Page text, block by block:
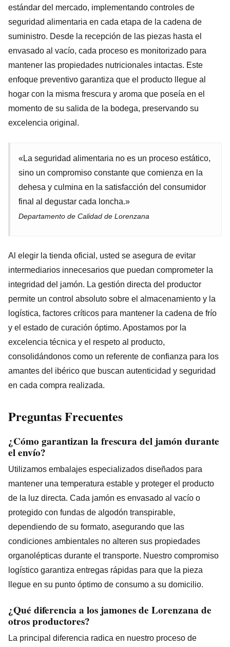
estándar del mercado, implementando controles de
seguridad alimentaria en cada etapa de la cadena de
suministro. Desde la recepción de las piezas hasta el
envasado al vacío, cada proceso es monitorizado para
mantener las propiedades nutricionales intactas. Este
enfoque preventivo garantiza que el producto llegue al
hogar con la misma frescura y aroma que poseía en el
momento de su salida de la bodega, preservando su
excelencia original.
«La seguridad alimentaria no es un proceso estático,
sino un compromiso constante que comienza en la
dehesa y culmina en la satisfacción del consumidor
final al degustar cada loncha.»
Departamento de Calidad de Lorenzana
Al elegir la tienda oficial, usted se asegura de evitar
intermediarios innecesarios que puedan comprometer la
integridad del jamón. La gestión directa del productor
permite un control absoluto sobre el almacenamiento y la
logística, factores críticos para mantener la cadena de frío
y el estado de curación óptimo. Apostamos por la
excelencia técnica y el respeto al producto,
consolidándonos como un referente de confianza para los
amantes del ibérico que buscan autenticidad y seguridad
en cada compra realizada.
Preguntas Frecuentes
¿Cómo garantizan la frescura del jamón durante
el envío?
Utilizamos embalajes especializados diseñados para
mantener una temperatura estable y proteger el producto
de la luz directa. Cada jamón es envasado al vacío o
protegido con fundas de algodón transpirable,
dependiendo de su formato, asegurando que las
condiciones ambientales no alteren sus propiedades
organolépticas durante el transporte. Nuestro compromiso
logístico garantiza entregas rápidas para que la pieza
llegue en su punto óptimo de consumo a su domicilio.
¿Qué diferencia a los jamones de Lorenzana de
otros productores?
La principal diferencia radica en nuestro proceso de